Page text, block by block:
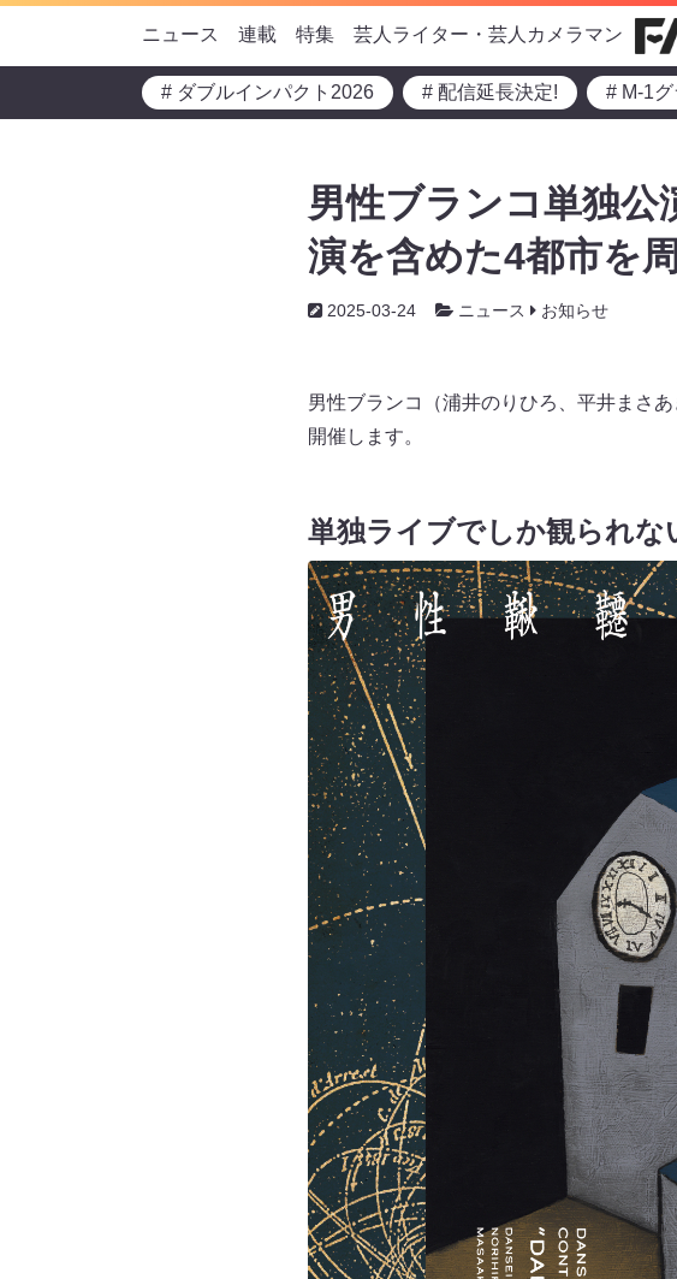
ニュース 連載 特集 芸人ライター・芸人カメラマン
# ダブルインパクト2026 # 配信延長決定! # M-1グ
男性ブランコ単独公
演を含めた4都市を
2025-03-24 ニュース お知らせ
男性ブランコ（浦井のりひろ、平井まさ
開催します。
単独ライブでしか観られな